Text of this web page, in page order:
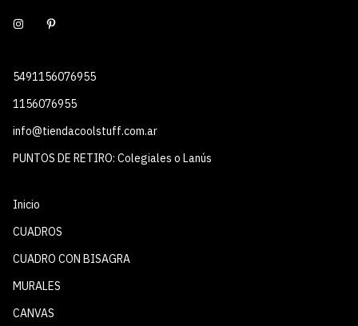
5491156076955
1156076955
info@tiendacoolstuff.com.ar
PUNTOS DE RETIRO: Colegiales o Lanús
Inicio
CUADROS
CUADRO CON BISAGRA
MURALES
CANVAS